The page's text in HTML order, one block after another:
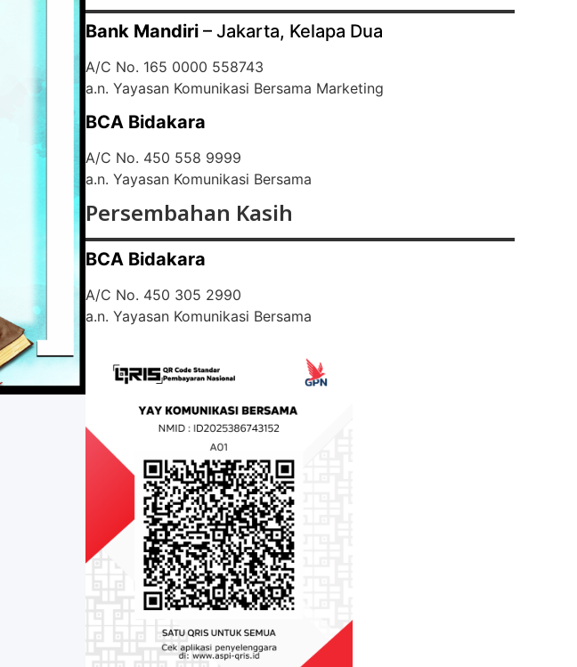
Bank Mandiri – Jakarta, Kelapa Dua
A/C No. 165 0000 558743
a.n. Yayasan Komunikasi Bersama Marketing
BCA Bidakara
A/C No. 450 558 9999
a.n. Yayasan Komunikasi Bersama
Persembahan Kasih
BCA Bidakara
A/C No. 450 305 2990
a.n. Yayasan Komunikasi Bersama